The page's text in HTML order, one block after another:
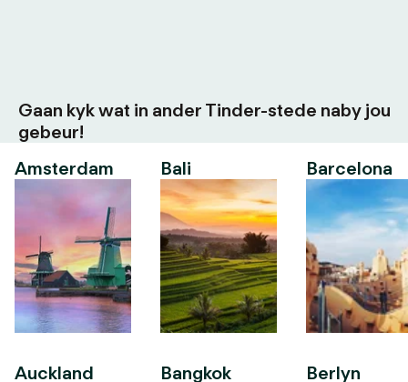
Gaan kyk wat in ander Tinder-stede naby jou
gebeur!
Amsterdam
Auckland
Bali
Bangkok
Barcelona
Berlyn